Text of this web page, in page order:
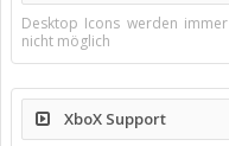
Desktop Icons werden
nicht möglich
XboX Support